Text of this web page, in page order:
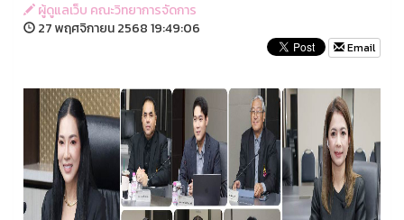
ผู้ดูแลเว็บ คณะวิทยาการจัดการ
27 พฤศจิกายน 2568 19:49:06
Email